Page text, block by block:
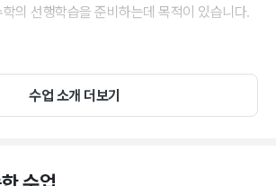
의 선행학습을 준비하는데 목적이 있습니다.
수업 소개 더보기